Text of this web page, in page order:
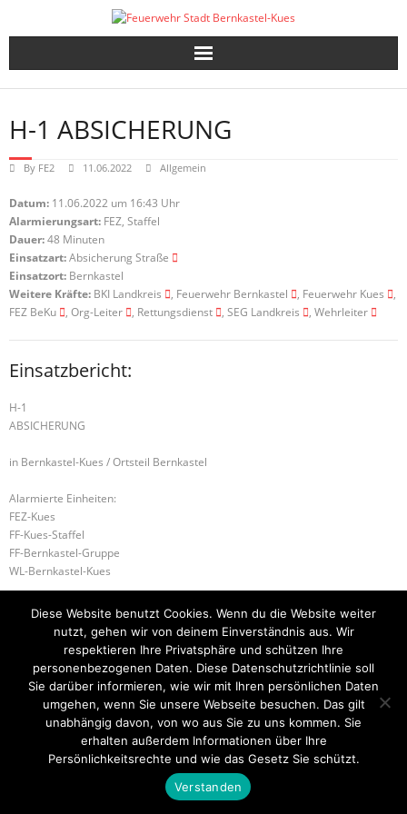
H-1 ABSICHERUNG
By FE2 11.06.2022 Allgemein
Datum: 11.06.2022 um 16:43 Uhr
Alarmierungsart: FEZ, Staffel
Dauer:48 Minuten
Einsatzart:Absicherung Straße
Einsatzort: Bernkastel
Weitere Kräfte: BKI Landkreis , Feuerwehr Bernkastel , Feuerwehr Kues
,
FEZ BeKu
, Org-Leiter , Rettungsdienst , SEG Landkreis , Wehrleiter
Einsatzbericht:
H-1
ABSICHERUNG
in Bernkastel-Kues / Ortsteil Bernkastel
Alarmierte Einheiten:
FEZ-Kues
FF-Kues-Staffel
FF-Bernkastel-Gruppe
WL-Bernkastel-Kues
H-2 TÜR ÖFFNEN DRINGEND H-1 WASSER IN GEBÄUDE
Startseite Einsätze Mitglied werden Über uns
Bilder
Kontakt
Theme byThink Up Themes Ltd. Powered byWordPress.
Diese Website benutzt Cookies. Wenn du die Website weiter
nutzt, gehen wir von deinem Einverständnis aus. Wir
respektieren Ihre Privatsphäre und schützen Ihre
personenbezogenen Daten. Diese Datenschutzrichtlinie soll
Sie darüber informieren, wie wir mit Ihren persönlichen Daten
umgehen, wenn Sie unsere Webseite besuchen. Das gilt
unabhängig davon, von wo aus Sie zu uns kommen. Sie
erhalten außerdem Informationen über Ihre
Persönlichkeitsrechte und wie das Gesetz Sie schützt.
Verstanden